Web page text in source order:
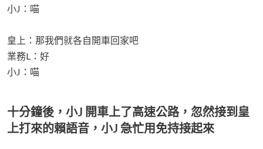
小J：喵
皇上：那我們就各自開車回家吧
業務L：好
小J：喵
十分鐘後，小J 開車上了高速公路，忽然接到皇
上打來的賴語音，小J 急忙用免持接起來